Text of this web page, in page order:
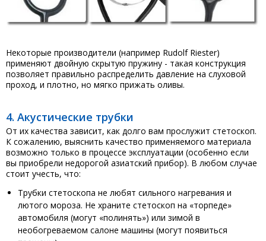
Некоторые производители (например Rudolf Riester)
применяют двойную скрытую пружину - такая конструкция
позволяет правильно распределить давление на слуховой
проход, и плотно, но мягко прижать оливы.
4. Акустические трубки
От их качества зависит, как долго вам прослужит стетоскоп.
К сожалению, выяснить качество применяемого материала
возможно только в процессе эксплуатации (особенно если
вы приобрели недорогой азиатский прибор). В любом случае
стоит учесть, что:
Трубки стетоскопа не любят сильного нагревания и
лютого мороза. Не храните стетоскоп на «торпеде»
автомобиля (могут «полинять») или зимой в
необогреваемом салоне машины (могут появиться